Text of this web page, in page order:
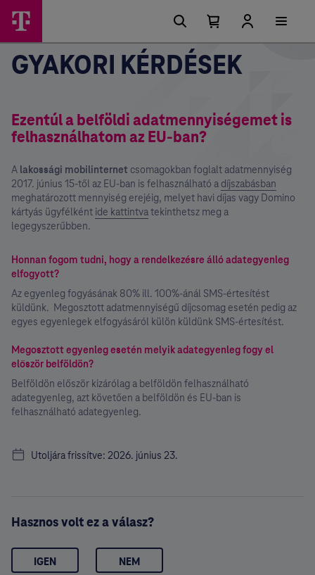
lehetőségek
Kosárban
található
elemek
száma
Kosár
GYAKORI KÉRDÉSEK
Ezentúl a belföldi adatmennyiségemet is
felhasználhatom az EU-ban?
A lakossági mobilinternet csomagokban foglalt adatmennyiség
2017. június 15-től az EU-ban is felhasználható a díjszabásban
meghatározott mennyiség erejéig, melyet havi díjas vagy Domino
kártyás ügyfélként ide kattintvatekinthetsz meg a
legegyszerűbben.
Honnan fogom tudni, hogy a rendelkezésre álló adategyenleg
elfogyott?
Az egyenleg fogyásának 80% ill. 100%-ánál SMS-értesítést
küldünk. Megosztott adatmennyiségű díjcsomag esetén pedig az
egyes egyenlegek elfogyásáról külön küldünk SMS-értesítést.
Megosztott egyenleg esetén melyik adategyenleg fogy el
először belföldön?
Belföldön először kizárólag a belföldön felhasználható
adategyenleg, azt követően a belföldön és EU-ban is
felhasználható adategyenleg.
Utoljára frissítve: 2026. június 23.
Hasznos volt ez a válasz?
IGEN NEM